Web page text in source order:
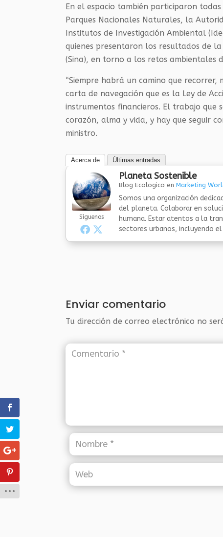
En el espacio también participaron
Parques Nacionales Naturales, la
Institutos de Investigación Ambiental
quienes presentaron los resultados de
(Sina), en torno a los retos ambientales
“Siempre habrá un camino que recorrer,
carta de navegación que es la Ley de
instrumentos financieros. El trabajo que
corazón, alma y vida, y hay que seguir
ministro.
Acerca de Últimas entradas
Síguenos
Planeta Sostenible
Blog Ecologico enMarketing
Somos una organización
del planeta. Colaborar en
humana. Estar atentos a la
sectores urbanos, incluyendo
Enviar comentario
Tu dirección de correo electrónico no